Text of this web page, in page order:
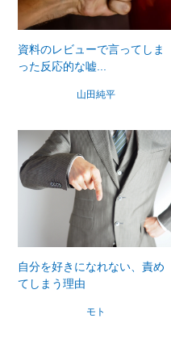
資料のレビューで言ってしま
った反応的な嘘...
山田純平
自分を好きになれない、責め
てしまう理由
モト